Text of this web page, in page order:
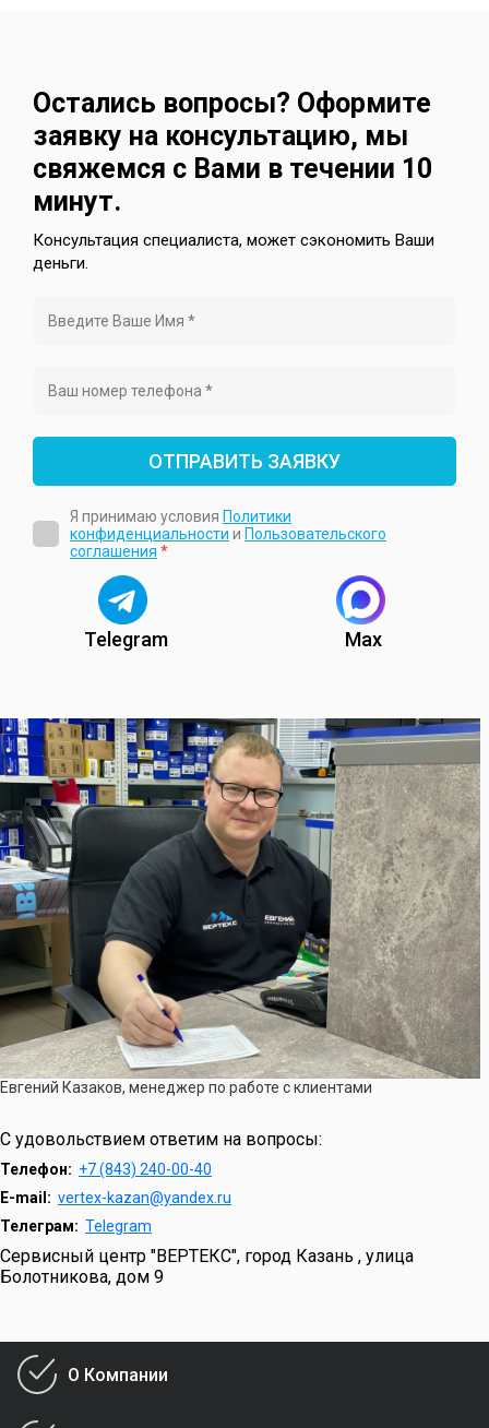
Остались вопросы? Оформите
заявку на консультацию, мы
свяжемся с Вами в течении 10
минут.
Консультация специалиста, может сэкономить Ваши
деньги.
Я принимаю условия Политики
конфиденциальности и Пользовательского
соглашения *
Telegram Max
ОТПРАВИТЬ ЗАЯВКУ
Евгений Казаков, менеджер по работе с клиентами
С удовольствием ответим на вопросы:
Телефон: +7 (843) 240-00-40
E-mail: vertex-kazan@yandex.ru
Телеграм: Telegram
Сервисный центр "ВЕРТЕКС", город Казань , улица
Болотникова, дом 9
О Компании